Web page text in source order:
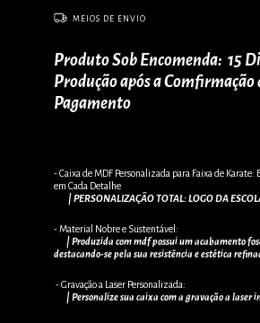
MEIOS DE ENVIO
Produto Sob Encomenda: 15
Produção após a Comfirmação
Pagamento
- Caixa de MDF Personalizada para Faixa de Karate:
em Cada Detalhe
| PERSONALIZAÇÃO TOTAL: LOGO DA
- Material Nobre e Sustentável:
| Produzida com mdf possui um acabamento
destacando-se pela sua resistência e estética
- Gravação a Laser Personalizada:
| Personalize sua caixa com a gravação a laser